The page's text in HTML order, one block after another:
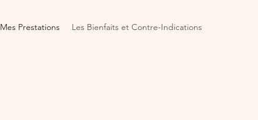
Mes Prestations Les Bienfaits et Contre-Indications